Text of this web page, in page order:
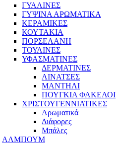
ΓΥΑΛΙΝΕΣ
ΓΥΨΙΝΑ ΑΡΩΜΑΤΙΚΑ
ΚΕΡΑΜΙΚΕΣ
ΚΟΥΤΑΚΙΑ
ΠΟΡΣΕΛΑΝΗ
ΤΟΥΛΙΝΕΣ
ΥΦΑΣΜΑΤΙΝΕΣ
ΔΕΡΜΑΤΙΝΕΣ
ΛΙΝΑΤΣΕΣ
ΜΑΝΤΗΛΙ
ΠΟΥΓΚΙΑ ΦΑΚΕΛΟΙ
ΧΡΙΣΤΟΥΓΕΝΝΙΑΤΙΚΕΣ
Αρωματικά
Διάφορες
Μπάλες
ΑΛΜΠΟΥΜ